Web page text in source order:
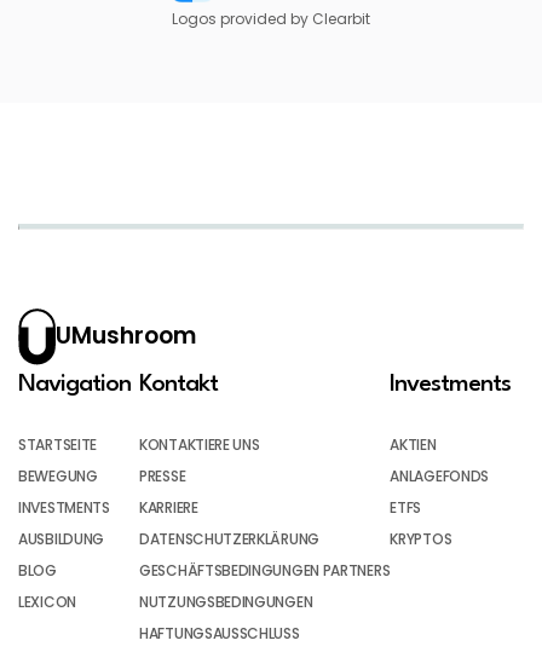
Logos provided by Clearbit
UMushroom
Navigation
STARTSEITE
BEWEGUNG
INVESTMENTS
AUSBILDUNG
BLOG
LEXICON
Kontakt
KONTAKTIERE UNS
PRESSE
KARRIERE
DATENSCHUTZERKLÄRUNG
GESCHÄFTSBEDINGUNGEN PARTNERS
NUTZUNGSBEDINGUNGEN
HAFTUNGSAUSSCHLUSS
Investments
AKTIEN
ANLAGEFONDS
ETFS
KRYPTOS